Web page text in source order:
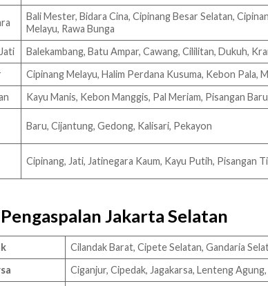
Bali Mester, Bidara Cina, Cipinang Besar Selatan,
Melayu, Rawa Bunga
Balekambang, Batu Ampar, Cawang, Cililitan, Dukuh,
Cipinang Melayu, Halim Perdana Kusuma, Kebon Pala,
Kayu Manis, Kebon Manggis, Pal Meriam, Pisangan
Baru, Cijantung, Gedong, Kalisari, Pekayon
Cipinang, Jati, Jatinegara Kaum, Kayu Putih, Pisangan
Pengaspalan Jakarta Selatan
Cilandak Barat, Cipete Selatan, Gandaria
Ciganjur, Cipedak, Jagakarsa, Lenteng